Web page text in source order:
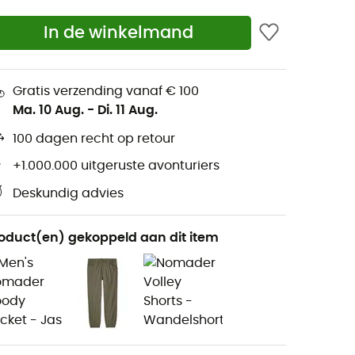
In de winkelmand
Gratis verzending vanaf € 100
Ma. 10 Aug. - Di. 11 Aug.
100 dagen recht op retour
+1.000.000 uitgeruste avonturiers
Deskundig advies
gekoppeld aan dit item